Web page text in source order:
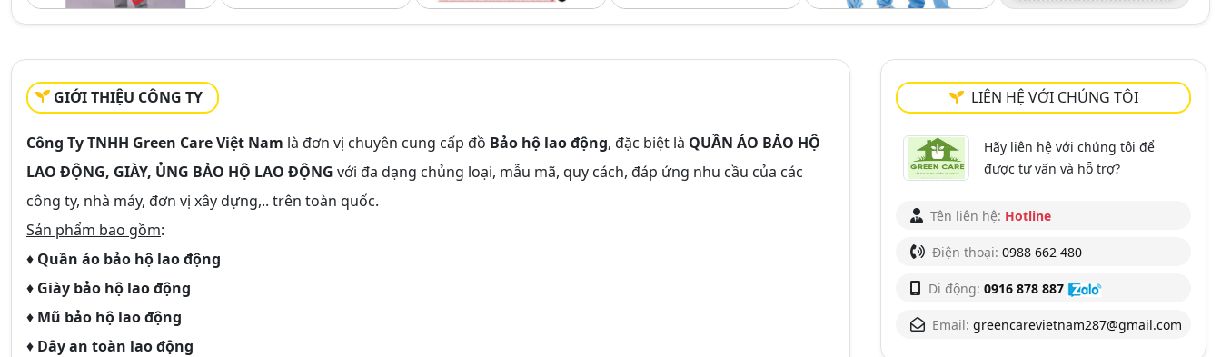
GIỚI THIỆU CÔNG TY
Công Ty TNHH Green Care Việt Nam là đơn vị chuyên cung cấp đồ Bảo hộ lao động, đặc biệt là QUẦN ÁO BẢO HỘ
LAO ĐỘNG, GIÀY, ỦNG BẢO HỘ LAO ĐỘNG với đa dạng chủng loại, mẫu mã, quy cách, đáp ứng nhu cầu của các
công ty, nhà máy, đơn vị xây dựng,.. trên toàn quốc.
Sản phẩm bao gồm:
♦ Quần áo bảo hộ lao động
♦ Giày bảo hộ lao động
♦ Mũ bảo hộ lao động
♦ Dây an toàn lao động
LIÊN HỆ VỚI CHÚNG TÔI
Hãy liên hệ với chúng tôi để
được tư vấn và hỗ trợ?
Tên liên hệ: Hotline
Điện thoại: 0988 662 480
Di động: 0916 878 887
Email: greencarevietnam287@gmail.com